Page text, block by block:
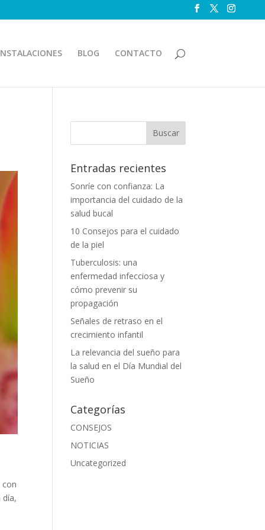
BLOG CONTACTO
con
día,
Entradas recientes
Sonríe con confianza: La
importancia del cuidado de la
salud bucal
10 Consejos para el cuidado
de la piel
Tuberculosis: una
enfermedad infecciosa y
cómo prevenir su
propagación
Señales de retraso en el
crecimiento infantil
La relevancia del sueño para
la salud en el Día Mundial del
Sueño
Categorías
CONSEJOS
NOTICIAS
Uncategorized